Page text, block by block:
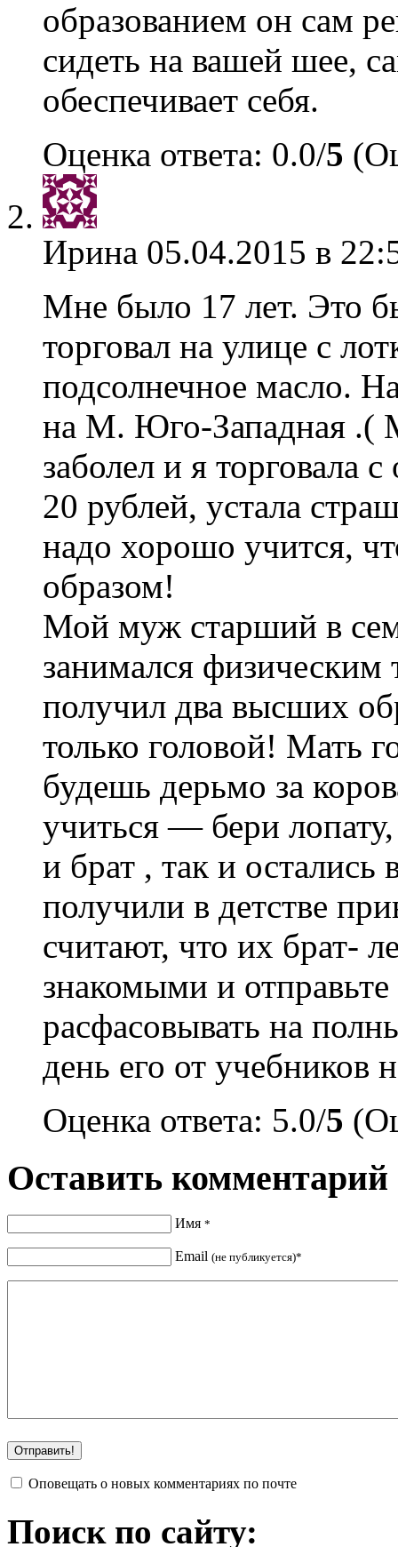
образованием он сам
сидеть на вашей шее,
обеспечивает себя.
Оценка ответа: 0.0/5
Ирина 05.04.2015 в
Мне было 17 лет. Это
торговал на улице с
подсолнечное масло.
на М. Юго-Западная .(
заболел и я торговала
20 рублей, устала
надо хорошо учится,
образом!
Мой муж старший в
занимался физическим
получил два высших
только головой! Мать
будешь дерьмо за
учиться — бери
и брат , так и остались
получили в детстве
считают, что их брат-
знакомыми и отправьте
расфасовывать на
день его от учебников
Оценка ответа: 5.0/5
Оставить комментарий
Имя *
Email (не публикуется)*
Оповещать о новых комментариях по почте
Поиск по сайту: